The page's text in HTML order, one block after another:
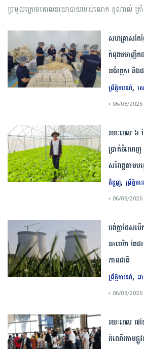
ប្រមូលក្រោមគោលនយោបាយរបស់លោក ដូណាល់ ត្រាំ
សហគ្រាសកែច្
កំពុងមមាញឹក
អង់គ្លេស និង
ព្រឹត្តិការណ៍, ស
• 06/08/2026
រយៈពេល ៦
ប្រាក់ចំណេញ
សរីរាង្គតាម
ជំនួញ,ព្រឹត្តិក
• 06/08/2026
បង់ក្លាដែស​ប
អាមេរិក​ តែ​
ភាព​ជាតិ​
ព្រឹត្តិការណ៍, អ
• 06/08/2026
រយៈពេល ៧ខ
ដំណើរតាមផ្